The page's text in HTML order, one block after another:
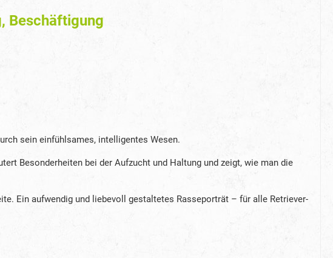
Beschäftigung
sein einfühlsames, intelligentes Wesen.
Besonderheiten bei der Aufzucht und Haltung und zeigt, wie man die
Ein aufwendig und liebevoll gestaltetes Rasseporträt – für alle Retriever-